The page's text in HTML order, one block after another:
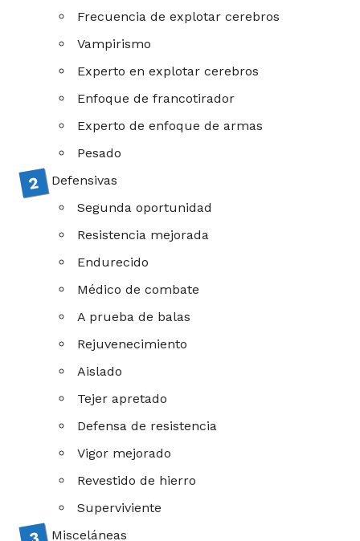
Frecuencia de explotar cerebros
Vampirismo
Experto en explotar cerebros
Enfoque de francotirador
Experto de enfoque de armas
Pesado
Defensivas
Segunda oportunidad
Resistencia mejorada
Endurecido
Médico de combate
A prueba de balas
Rejuvenecimiento
Aislado
Tejer apretado
Defensa de resistencia
Vigor mejorado
Revestido de hierro
Superviviente
Misceláneas